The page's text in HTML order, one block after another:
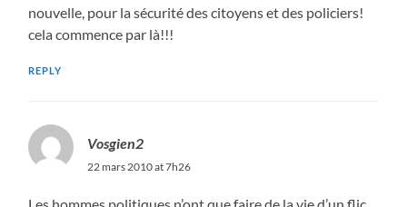
nouvelle, pour la sécurité des citoyens et des policiers!
cela commence par là!!!
REPLY
Vosgien2
22 mars 2010 at 7h26
Les hommes politiques n’ont que faire de la vie d’un flic